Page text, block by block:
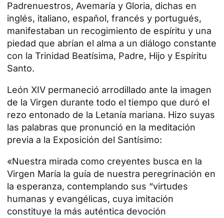
Padrenuestros, Avemaría y Gloria, dichas en
inglés, italiano, español, francés y portugués,
manifestaban un recogimiento de espíritu y una
piedad que abrían el alma a un diálogo constante
con la Trinidad Beatísima, Padre, Hijo y Espíritu
Santo.
León XIV permaneció arrodillado ante la imagen
de la Virgen durante todo el tiempo que duró el
rezo entonado de la Letanía mariana. Hizo suyas
las palabras que pronunció en la meditación
previa a la Exposición del Santísimo:
«Nuestra mirada como creyentes busca en la
Virgen María la guía de nuestra peregrinación en
la esperanza, contemplando sus “virtudes
humanas y evangélicas, cuya imitación
constituye la más auténtica devoción